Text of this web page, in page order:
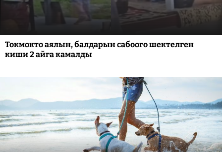
Токмокто аялын, балдарын сабоого шектелген
киши 2 айга камалды